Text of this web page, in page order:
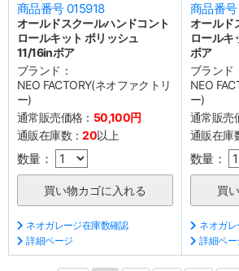
商品番号 015918
オールドスクールハンドコント
ロールキット ポリッシュ
11/16inボア
ブランド：
NEO FACTORY(ネオファクトリ
ー)
通常販売価格： 50,100円
通販在庫数：20以上
数量：
ネオガレージ在庫数確認
詳細ページ
商品番
オールド
ロールキ
ボア
ブランド
NEO
ー)
通常販売
通販在庫
数量：
ネオガ
詳細ペー